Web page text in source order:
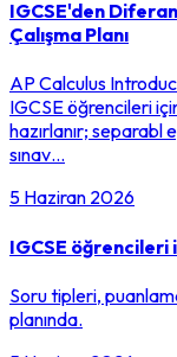
IGCSE'den
Çalışma Planı
AP Calculus
IGCSE öğrencileri
hazırlanır;
sınav…
5 Haziran 2026
IGCSE öğrencileri
Soru tipleri,
planında.